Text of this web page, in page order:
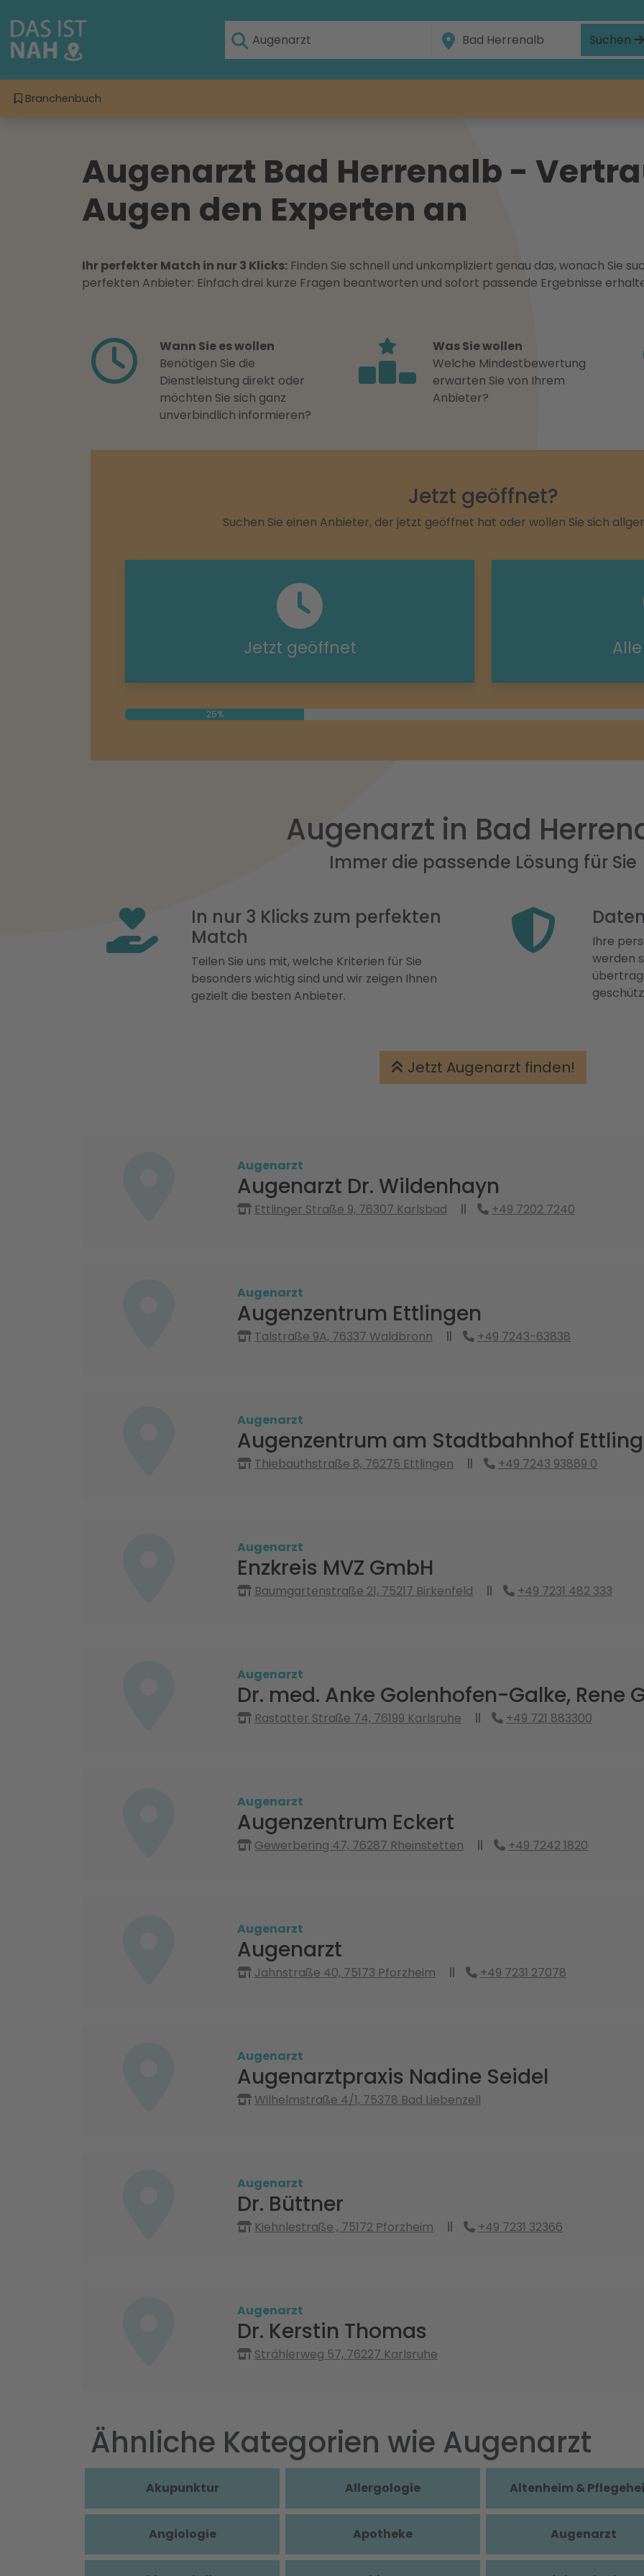
Suchen
Branchenbuch
Augenarzt Bad Herrenalb -
Augen den Experten an
Ihr perfekter Match in nur 3 Klicks: Finden Sie schnell und unkompliziert genau das, wonach Sie
perfekten Anbieter: Einfach drei kurze Fragen beantworten und sofort passende Ergebnisse
Wann Sie es wollen
Benötigen Sie die
Dienstleistung direkt oder
möchten Sie sich ganz
unverbindlich informieren?
Was Sie wollen
Welche Mindestbewertung
erwarten Sie von Ihrem
Anbieter?
Jetzt geöffnet?
Suchen Sie einen Anbieter, der jetzt geöffnet hat oder wollen Sie sich
Jetzt geöffnet
25%
Augenarzt in Bad
Immer die passende Lösung für Sie
In nur 3 Klicks zum perfekten
Match
Teilen Sie uns mit, welche Kriterien für Sie
besonders wichtig sind und wir zeigen Ihnen
gezielt die besten Anbieter.
Ihre
werden
Jetzt Augenarzt finden!
Augenarzt
Augenarzt Dr. Wildenhayn
Ettlinger Straße 9, 76307 Karlsbad +49 7202 7240
Augenarzt
Augenzentrum Ettlingen
Talstraße 9A, 76337 Waldbronn +49 7243-63838
Augenarzt
Augenzentrum am Stadtbahnhof
Thiebauthstraße 8, 76275 Ettlingen +49 7243 93889 0
Augenarzt
Enzkreis MVZ GmbH
Baumgartenstraße 21, 75217 Birkenfeld +49 7231 482 333
Augenarzt
Dr. med. Anke Golenhofen-Galke, Rene
Rastatter Straße 74, 76199 Karlsruhe +49 721 883300
Augenarzt
Augenzentrum Eckert
Gewerbering 47, 76287 Rheinstetten +49 7242 1820
Augenarzt
Augenarzt
Jahnstraße 40, 75173 Pforzheim +49 7231 27078
Augenarzt
Augenarztpraxis Nadine Seidel
Wilhelmstraße 4/1, 75378 Bad Liebenzell
Augenarzt
Dr. Büttner
Kiehnlestraße , 75172 Pforzheim +49 7231 32366
Augenarzt
Dr. Kerstin Thomas
Strählerweg 57, 76227 Karlsruhe
Ähnliche Kategorien wie Augenarzt
Akupunktur Allergologie Altenheim &
Angiologie Apotheke Augenarzt